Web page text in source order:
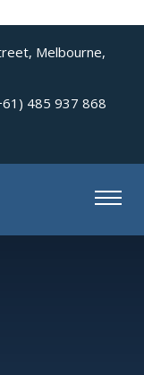
Melbourne,
485 937 868